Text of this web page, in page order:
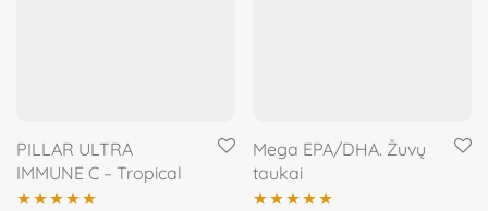
PILLAR ULTRA
IMMUNE C – Tropical
Mega EPA/DHA. Žuvų
taukai